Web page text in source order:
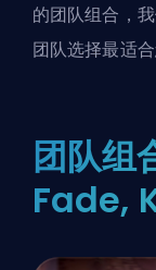
的团队组合，
团队选择最适合
团队
Fade,